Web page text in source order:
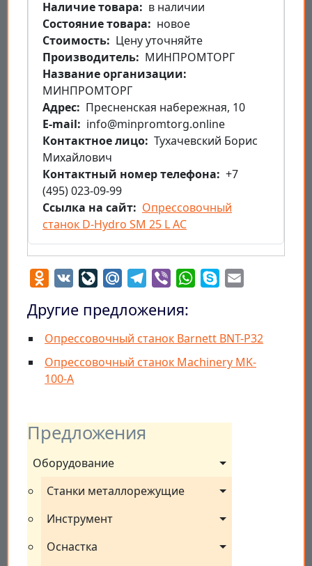
Предложения
Оборудование
Станки металлорежущие
Инструмент
Оснастка
Наличие товара
в наличии
Состояние товара
новое
Стоимость
Цену уточняйте
Производитель
МИНПРОМТОРГ
Название организации
МИНПРОМТОРГ
Aдрес
Пресненская набережная, 10
E-mail
info@minpromtorg.online
Контактное лицо Тухачевский Борис
Михайлович
Контактный номер телефона
+7
(495) 023-09-99
Ссылка на сайт
Опрессовочный
станок D-Hydro SM 25 L AC
Odnoklassniki
VK LiveJournal
Mail.RuTelegram
Viber WhatsApp
Skype
Другие предложения:
Опрессовочный станок Barnett BNT-P32
Опрессовочный станок Machinery MK-
100-A